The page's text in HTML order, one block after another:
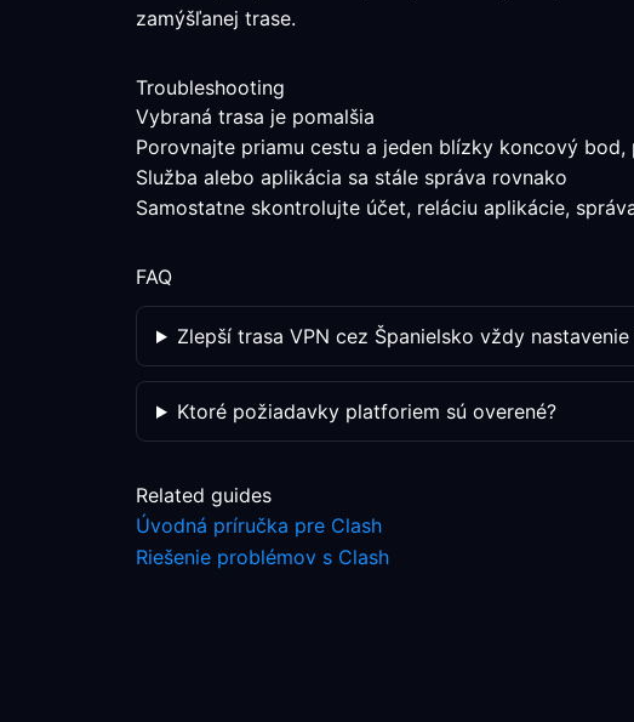
zamýšľanej trase.
Troubleshooting
Vybraná trasa je pomalšia
Porovnajte priamu cestu a jeden blízky koncový
Služba alebo aplikácia sa stále správa rovnako
Samostatne skontrolujte účet, reláciu aplikácie,
FAQ
Zlepší trasa VPN cez Španielsko vždy
Ktoré požiadavky platforiem sú overené?
Related guides
Úvodná príručka pre Clash
Riešenie problémov s Clash